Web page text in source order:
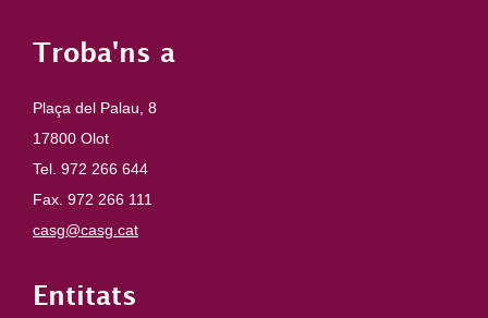
Troba'ns a
Plaça del Palau, 8
17800 Olot
Tel. 972 266 644
Fax. 972 266 111
casg@casg.cat
Entitats